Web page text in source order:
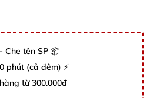
Che tên SP 📦
phút (cả đêm) ⚡
từ 300.000đ